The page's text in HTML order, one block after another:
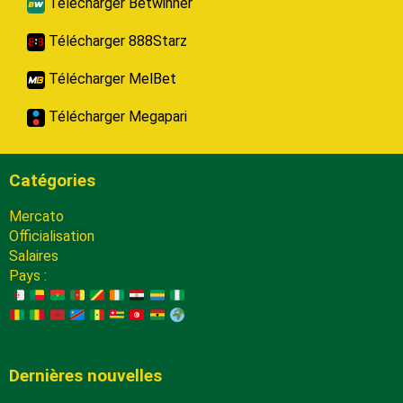
Télécharger Betwinner
Télécharger 888Starz
Télécharger MelBet
Télécharger Megapari
Catégories
Mercato
Officialisation
Salaires
Pays :
Dernières nouvelles